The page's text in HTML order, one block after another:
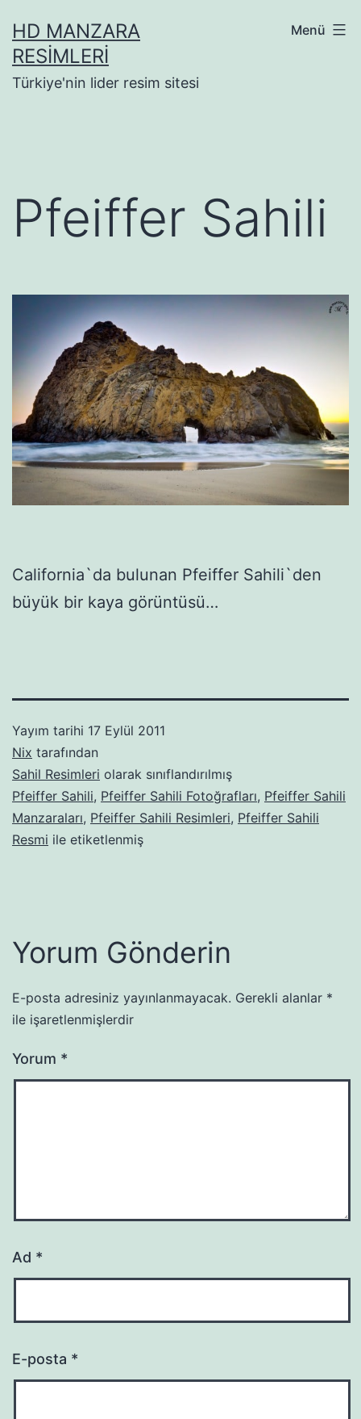
geçHD MANZARA
RESIMLERI
Türkiye'nin lider resim sitesi
Menü
Pfeiffer Sahili
California`da bulunan Pfeiffer Sahili`den
büyük bir kaya görüntüsü…
Yayım tarihi 17 Eylül 2011
Nix tarafından
Sahil Resimleri olarak sınıflandırılmış
Pfeiffer Sahili, Pfeiffer Sahili Fotoğrafları, Pfeiffer Sahili
Manzaraları, Pfeiffer Sahili Resimleri, Pfeiffer Sahili
Resmi ile etiketlenmiş
Yorum Gönderin
E-posta adresiniz yayınlanmayacak. Gerekli alanlar *
ile işaretlenmişlerdir
Yorum *
Ad *
E-posta *